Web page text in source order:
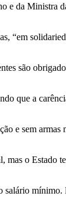
e da Ministra
“em
são
que a
e sem armas
mas o Estado
salário mínimo.